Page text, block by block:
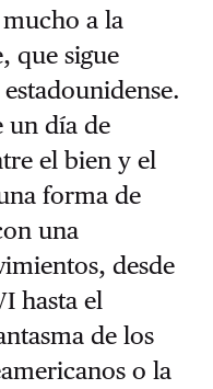
a la
que sigue
un día de
el bien y el
forma de
una
desde
hasta el
de los
o la